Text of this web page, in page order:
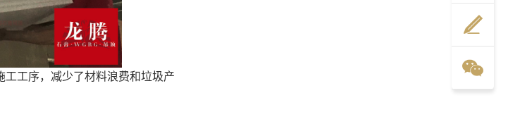
工序，减少了材料浪费和垃圾产